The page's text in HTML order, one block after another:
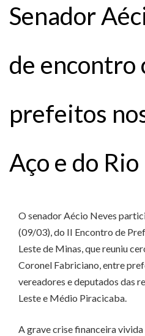
Senador
de encontro
prefeitos
Aço e do
O senador Aécio Neves
(09/03), do II Encontro de
Leste de Minas, que reuniu
Coronel Fabriciano, entre
vereadores e deputados das
Leste e Médio Piracicaba.
A grave crise financeira